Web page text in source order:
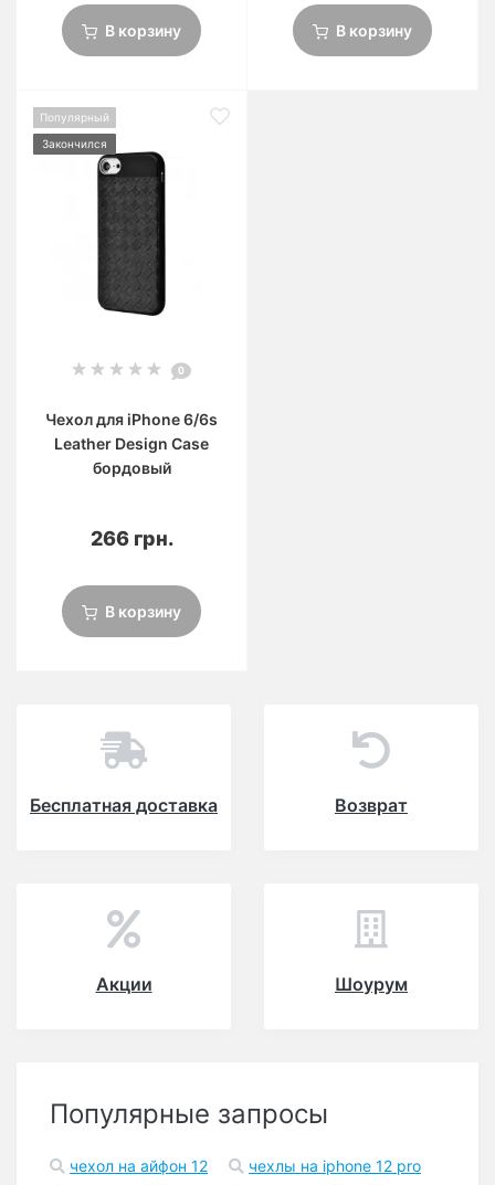
В корзину В корзину
Популярный
Закончился
0
Чехол для iPhone 6/6s
Leather Design Case
бордовый
266 грн.
В корзину
Бесплатная доставка Возврат
Акции Шоурум
Популярные запросы
чехол на айфон 12
чехлы на iphone 12 pro